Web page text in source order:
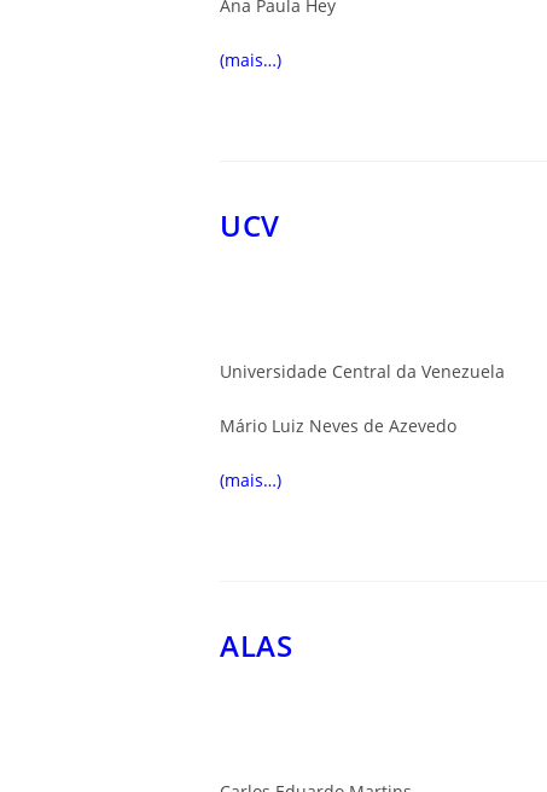
Ana Paula Hey
(mais…)
UCV
Universidade Central da Venezuela
Mário Luiz Neves de Azevedo
(mais…)
ALAS